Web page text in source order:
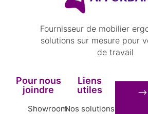
Fournisseur de mobilier
solutions sur mesure pour
de travail
Pour nous
joindre
Showroom
Liens
utiles
Nos solutions
⟶